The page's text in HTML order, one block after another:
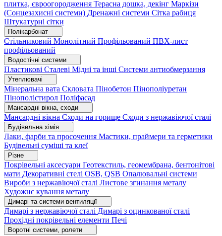
плитка, євроогородження Терасна дошка, декінг Маркізи
(Сонцезахисні системи) Дренажні системи Сітка рабиця
Штукатурні сітки
Полікарбонат
Стільниковий Монолітний Профільований ПВХ-лист
профільований
Водостічні системи
Пластикові Сталеві Мідні та інші Системи антиобмерзання
Утеплювачі
Мінеральна вата Скловата Пінобетон Пінополіуретан
Пінополістирол Поліфасад
Мансардні вікна, сходи
Мансардні вікна Сходи на горище Сходи з нержавіючої сталі
Будівельна хімія
Лаки, фарби та просочення Мастики, праймери та герметики
Будівельні суміші та клеї
Різне
Покрівельні аксесуари Геотекстиль, геомембрана, бентонітові
мати Декоративні стелі OSB, QSB Опалювальні системи
Вироби з нержавіючої сталі Листове згинання металу
Художнє кування металу
Димарі та системи вентиляції
Димарі з нержавіючої сталі Димарі з оцинкованої сталі
Прохідні покрівельні елементи Печі
Воротні системи, ролети